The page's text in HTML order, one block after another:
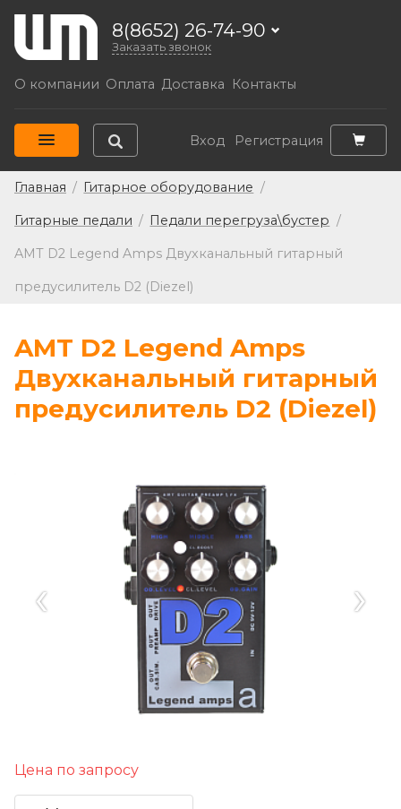
8(8652) 26-74-90
Заказать звонок
О компании Оплата Доставка Контакты
Вход Регистрация
Главная / Гитарное оборудование /
Гитарные педали / Педали перегруза\бустер /
AMT D2 Legend Amps Двухканальный гитарный
предусилитель D2 (Diezel)
AMT D2 Legend Amps
Двухканальный гитарный
предусилитель D2 (Diezel)
‹ ›
Цена по запросу